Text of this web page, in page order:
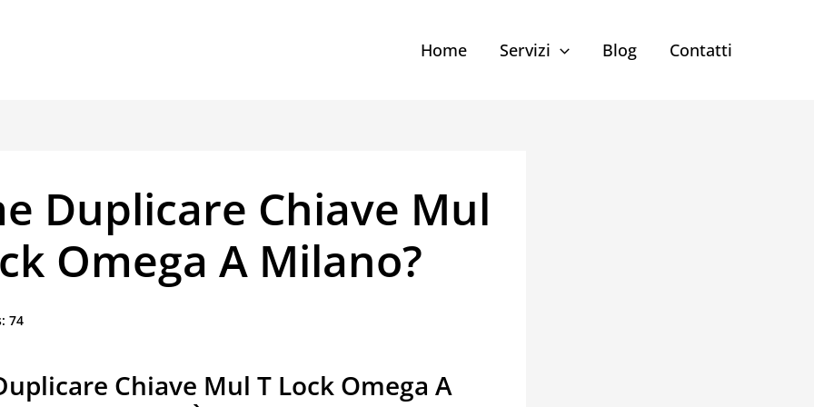
Home Servizi Blog Contatti
Duplicare Chiave Mul
Omega A Milano?
74
Chiave Mul T Lock Omega A